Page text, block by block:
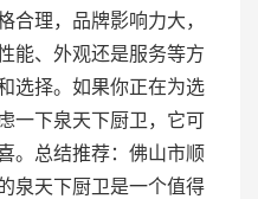
合理，品牌影响力大，
能、外观还是服务等方
选择。如果你正在为选
一下泉天下厨卫，它可
。总结推荐：佛山市顺
泉天下厨卫是一个值得